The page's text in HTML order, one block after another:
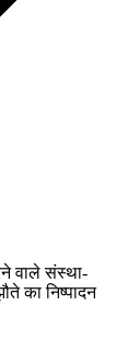
वाले संस्था-
का निष्पादन